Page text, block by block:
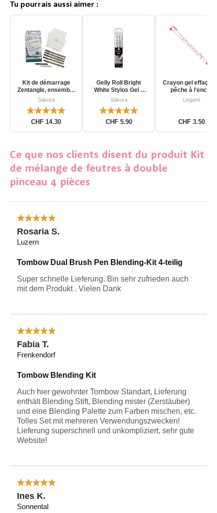
Tu pourrais aussi aimer :
Kit de démarrage
Zentangle, ensemble
d'outils pour
Sakura
CHF 14.30
Gelly Roll Bright
White Stylos Gel 3
pièces
Sakura
CHF 5.90
Crayon gel
pêche à l'encre
d'unicorn
Legami
CHF 3.50
Ce que nos clients disent du produit Kit
de mélange de feutres à double
pinceau 4 pièces
Rosaria S.
Luzern
Tombow Dual Brush Pen Blending-Kit 4-teilig
Super schnelle Lieferung. Bin sehr zufrieden auch
mit dem Produkt . Vielen Dank
Fabia T.
Frenkendorf
Tombow Blending Kit
Auch hier gewohnter Tombow Standart, Lieferung
enthält Blending Stift, Blending mister (Zerstäuber)
und eine Blending Palette zum Farben mischen, etc.
Tolles Set mit mehreren Verwendungszwecken!
Lieferung superschnell und unkompliziert, sehr gute
Website!
Ines K.
Sonnental